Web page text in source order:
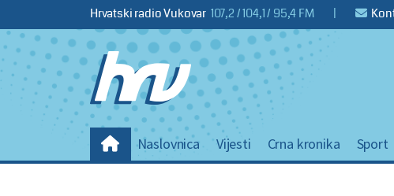
Hrvatski radio Vukovar 107,2 / 104,1 / 95,4 FM |
Naslovnica Vijesti Crna kronika Sport